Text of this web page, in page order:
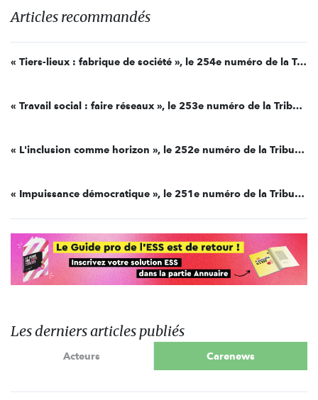
Articles recommandés
« Tiers-lieux : fabrique de société », le 254e numéro de la Tribune Fonda
« Travail social : faire réseaux », le 253e numéro de la Tribune Fonda
« L'inclusion comme horizon », le 252e numéro de la Tribune Fonda
« Impuissance démocratique », le 251e numéro de la Tribune Fonda
Les derniers articles publiés
Acteurs Carenews